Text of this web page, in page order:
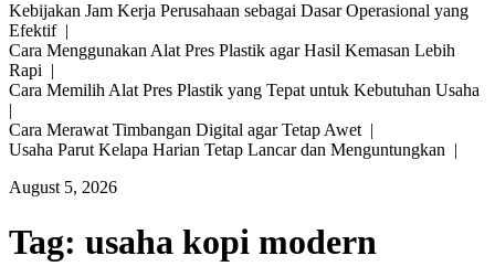
Kebijakan Jam Kerja Perusahaan sebagai Dasar Operasional yang
Efektif |
Cara Menggunakan Alat Pres Plastik agar Hasil Kemasan Lebih
Rapi |
Cara Memilih Alat Pres Plastik yang Tepat untuk Kebutuhan Usaha
|
Cara Merawat Timbangan Digital agar Tetap Awet |
Usaha Parut Kelapa Harian Tetap Lancar dan Menguntungkan |
August 5, 2026
Tag: usaha kopi modern